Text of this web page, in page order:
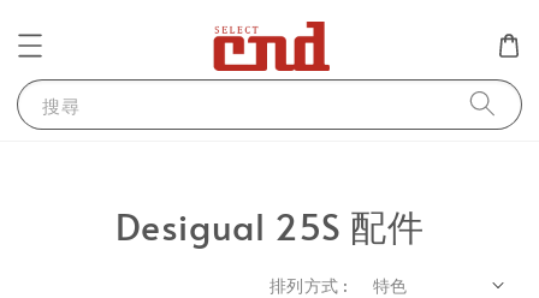
搜尋
Desigual 25S 配件
排列方式 :